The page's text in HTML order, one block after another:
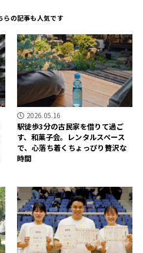
2026.05.16
駅徒歩3分の古民家を借りて過ご
す、和菓子会。レンタルスペース
で、心落ち着くちょっぴり贅沢な
時間